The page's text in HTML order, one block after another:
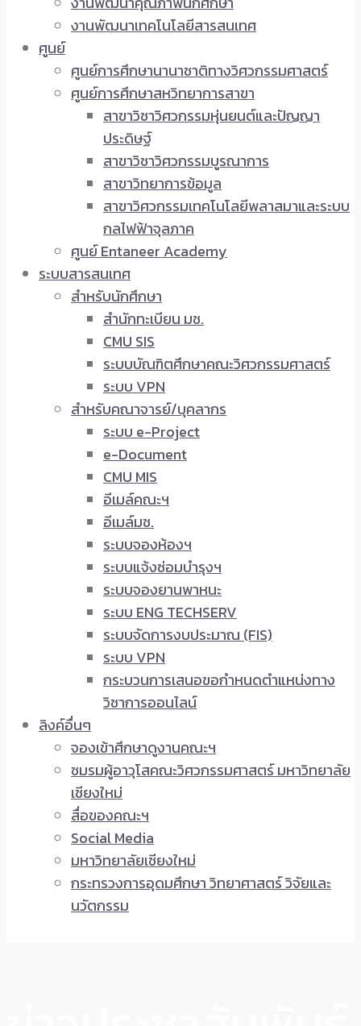
งานพัฒนาเทคโนโลยีสารสนเทศ
ศูนย์
ศูนย์การศึกษานานาชาติทางวิศวกรรมศาสตร์
ศูนย์การศึกษาสหวิทยาการสาขา
สาขาวิชาวิศวกรรมหุ่นยนต์และปัญญา
ประดิษฐ์
สาขาวิชาวิศวกรรมบูรณาการ
สาขาวิทยาการข้อมูล
สาขาวิศวกรรมเทคโนโลยีพลาสมาและระบบ
กลไฟฟ้าจุลภาค
ศูนย์ Entaneer Academy
ระบบสารสนเทศ
สำหรับนักศึกษา
สำนักทะเบียน มช.
CMU SIS
ระบบบัณฑิตศึกษาคณะวิศวกรรมศาสตร์
ระบบ VPN
สำหรับคณาจารย์/บุคลากร
ระบบ e-Project
e-Document
CMU MIS
อีเมล์คณะฯ
อีเมล์มช.
ระบบจองห้องฯ
ระบบแจ้งซ่อมบำรุงฯ
ระบบจองยานพาหนะ
ระบบ ENG TECHSERV
ระบบจัดการงบประมาณ (FIS)
ระบบ VPN
กระบวนการเสนอขอกำหนดตำแหน่งทาง
วิชาการออนไลน์
ลิงค์อื่นๆ
จองเข้าศึกษาดูงานคณะฯ
ชมรมผู้อาวุโสคณะวิศวกรรมศาสตร์ มหาวิทยาลัย
เชียงใหม่
สื่อของคณะฯ
Social Media
มหาวิทยาลัยเชียงใหม่
กระทรวงการอุดมศึกษา วิทยาศาสตร์ วิจัยและ
นวัตกรรม